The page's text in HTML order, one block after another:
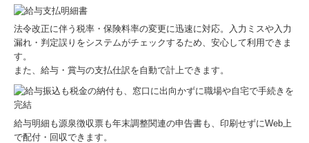
法令改正に伴う税率・保険料率の変更に迅速に対応。入力ミスや入力
漏れ・判定誤りをシステムがチェックするため、安心して利用できま
す。
また、給与・賞与の支払仕訳を自動で計上できます。
給与明細も源泉徴収票も年末調整関連の申告書も、印刷せずにWeb上
で配付・回収できます。